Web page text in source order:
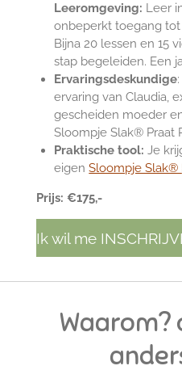
Leeromgeving: Leer
onbeperkt toegang
Bijna 20 lessen en 15
stap begeleiden. Een
Ervaringsdeskundige
ervaring van Claudia,
gescheiden moeder
Sloompje Slak® Praat
Praktische tool:Je
eigenSloompje Slak®
Prijs: €175,-
Ik wil me